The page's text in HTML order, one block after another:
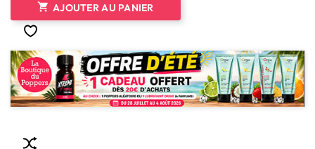
 AJOUTER AU PANIER